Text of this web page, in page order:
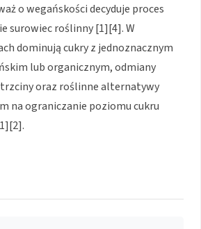
o wegańskości decyduje proces
surowiec roślinny [1][4]. W
dominują cukry z jednoznacznym
lub organicznym, odmiany
oraz roślinne alternatywy
na ograniczanie poziomu cukru